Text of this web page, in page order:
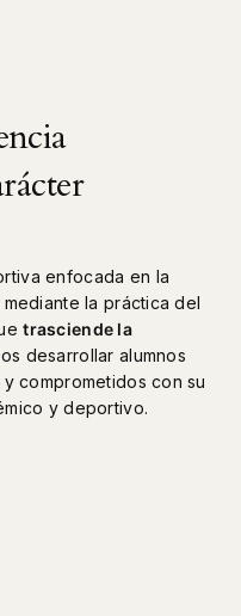
enfocada en la
la práctica del
trasciende la
desarrollar alumnos
comprometidos con su
y deportivo.